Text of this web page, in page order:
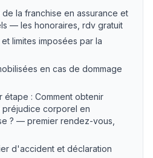
la franchise en assurance et
— les honoraires, rdv gratuit
limites imposées par la
en cas de dommage
: Comment obtenir
préjudice corporel en
? — premier rendez-vous,
d'accident et déclaration